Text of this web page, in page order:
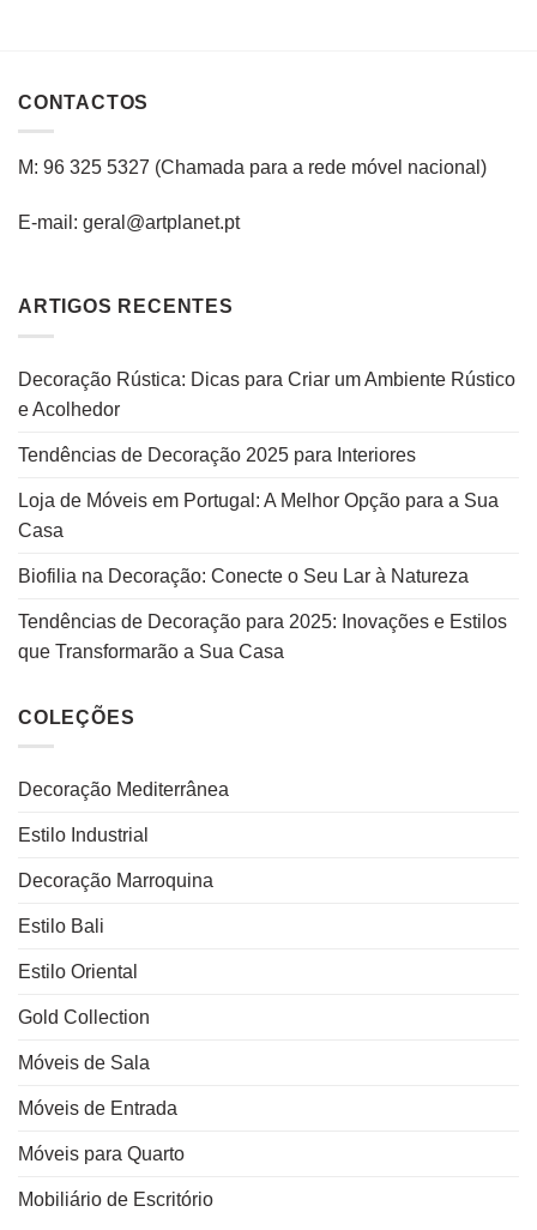
CONTACTOS
M: 96 325 5327 (Chamada para a rede móvel nacional )
E-mail: geral@artplanet.pt
ARTIGOS RECENTES
Decoração Rústica: Dicas para Criar um Ambiente Rústico
e Acolhedor
Tendências de Decoração 2025 para Interiores
Loja de Móveis em Portugal: A Melhor Opção para a Sua
Casa
Biofilia na Decoração: Conecte o Seu Lar à Natureza
Tendências de Decoração para 2025: Inovações e Estilos
que Transformarão a Sua Casa
COLEÇÕES
Decoração Mediterrânea
Estilo Industrial
Decoração Marroquina
Estilo Bali
Estilo Oriental
Gold Collection
Móveis de Sala
Móveis de Entrada
Móveis para Quarto
Mobiliário de Escritório